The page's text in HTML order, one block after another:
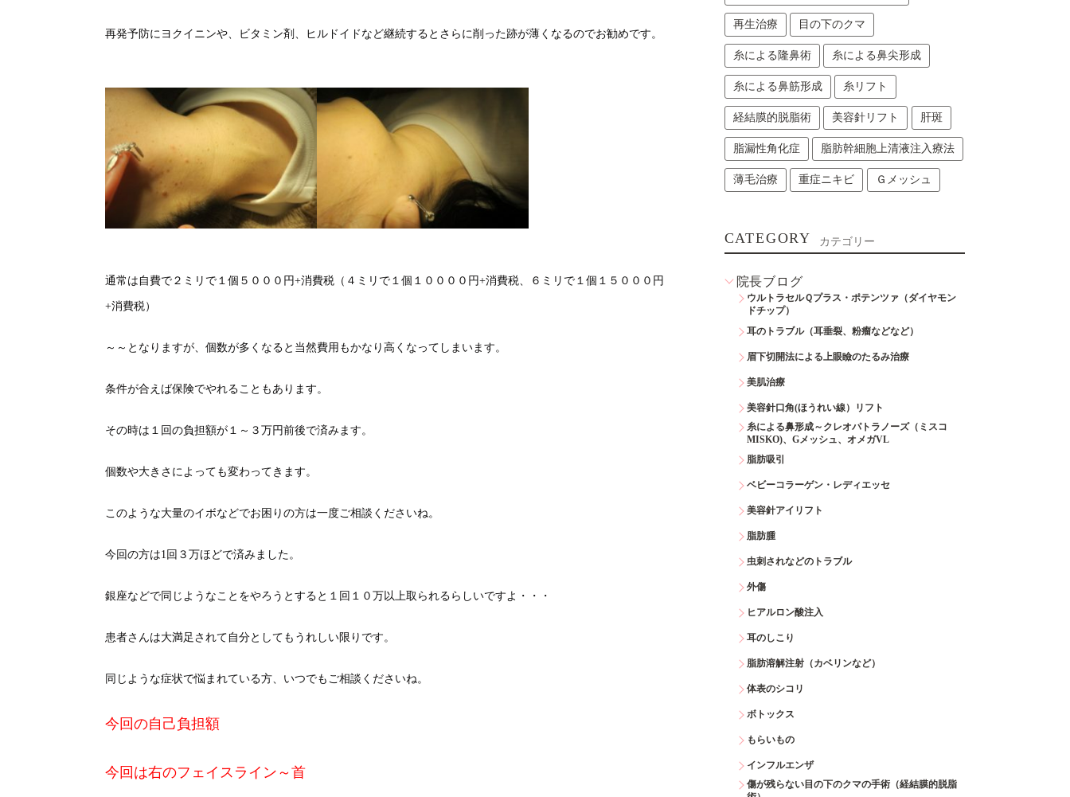
再発予防にヨクイニンや、ビタミン剤、ヒルドイドなど継続するとさらに削った跡が薄くなるのでお勧めです。
通常は自費で２ミリで１個５０００円+消費税（４ミリで１個１００００円+消費税、６ミリで１個１５０００円
+消費税）
～～となりますが、個数が多くなると当然費用もかなり高くなってしまいます。
条件が合えば保険でやれることもあります。
その時は１回の負担額が１～３万円前後で済みます。
個数や大きさによっても変わってきます。
このような大量のイボなどでお困りの方は一度ご相談くださいね。
今回の方は1回３万ほどで済みました。
銀座などで同じようなことをやろうとすると１回１０万以上取られるらしいですよ・・・
患者さんは大満足されて自分としてもうれしい限りです。
同じような症状で悩まれている方、いつでもご相談くださいね。
今回の自己負担額
今回は右のフェイスライン～首
再生治療 目の下のクマ
糸による隆鼻術 糸による鼻尖形成
糸による鼻筋形成 糸リフト
経結膜的脱脂術 美容針リフト 肝斑
脂漏性角化症 脂肪幹細胞上清液注入療法
薄毛治療 重症ニキビ Ｇメッシュ
CATEGORY カテゴリー
院長ブログ
ウルトラセルＱプラス・ポテンツァ（ダイヤモン
ドチップ）
耳のトラブル（耳垂裂、粉瘤などなど）
眉下切開法による上眼瞼のたるみ治療
美肌治療
美容針口角(ほうれい線）リフト
糸による鼻形成～クレオパトラノーズ（ミスコ
MISKO)、Gメッシュ、オメガVL
脂肪吸引
ベビーコラーゲン・レディエッセ
美容針アイリフト
脂肪腫
虫刺されなどのトラブル
外傷
ヒアルロン酸注入
耳のしこり
脂肪溶解注射（カベリンなど）
体表のシコリ
ボトックス
もらいもの
インフルエンザ
傷が残らない目の下のクマの手術（経結膜的脱脂